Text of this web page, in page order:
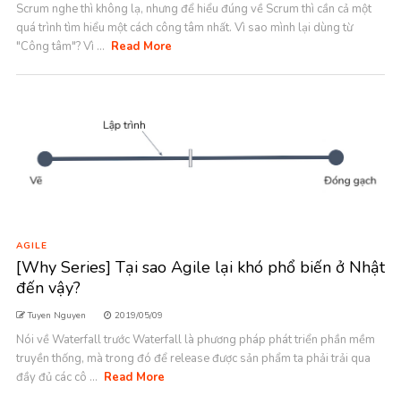
Scrum nghe thì không lạ, nhưng để hiểu đúng về Scrum thì cần cả một
quá trình tìm hiểu một cách công tâm nhất. Vì sao mình lại dùng từ
"Công tâm"? Vì ... Read More
AGILE
[Why Series] Tại sao Agile lại khó phổ biến ở Nhật
đến vậy?
Tuyen Nguyen 2019/05/09
Nói về Waterfall trước Waterfall là phương pháp phát triển phần mềm
truyền thống, mà trong đó để release được sản phẩm ta phải trải qua
đầy đủ các cô ... Read More